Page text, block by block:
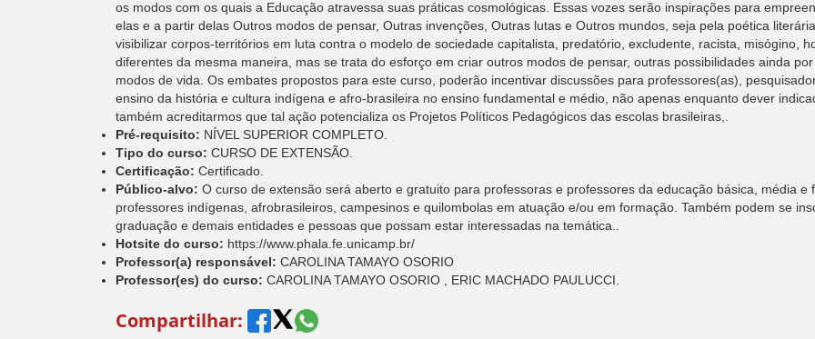
os modos com os quais a Educação atravessa suas práticas cosmológicas. Essas vozes serão inspirações para
elas e a partir delas Outros modos de pensar, Outras invenções, Outras lutas e Outros mundos, seja pela poética
visibilizar corpos-territórios em luta contra o modelo de sociedade capitalista, predatório, excludente, racista, misógino,
diferentes da mesma maneira, mas se trata do esforço em criar outros modos de pensar, outras possibilidades ainda
modos de vida. Os embates propostos para este curso, poderão incentivar discussões para professores(as),
ensino da história e cultura indígena e afro-brasileira no ensino fundamental e médio, não apenas enquanto dever
também acreditarmos que tal ação potencializa os Projetos Políticos Pedagógicos das escolas brasileiras,.
Pré-requisito: NÍVEL SUPERIOR COMPLETO.
Tipo do curso: CURSO DE EXTENSÃO.
Certificação: Certificado.
Público-alvo: O curso de extensão será aberto e gratuito para professoras e professores da educação básica, média
professores indígenas, afrobrasileiros, campesinos e quilombolas em atuação e/ou em formação. Também podem se
graduação e demais entidades e pessoas que possam estar interessadas na temática..
Hotsite do curso: https://www.phala.fe.unicamp.br/
Professor(a) responsável: CAROLINA TAMAYO OSORIO
Professor(es) do curso: CAROLINA TAMAYO OSORIO , ERIC MACHADO PAULUCCI.
Compartilhar: